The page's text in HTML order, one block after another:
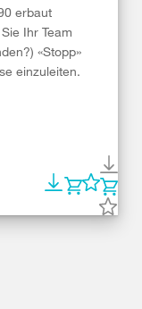
erbaut
Ihr Team
«Stopp»
einzuleiten.